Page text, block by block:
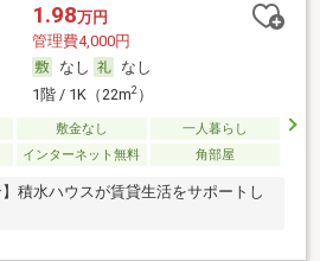
1.98万円
管理費4,000円
なし
なし
1階 / 1K（22m2）
敷金なし
一人暮らし
インターネット無料 角部屋
】積水ハウスが賃貸生活をサポートし